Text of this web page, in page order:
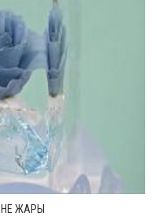
ЖАРЫ